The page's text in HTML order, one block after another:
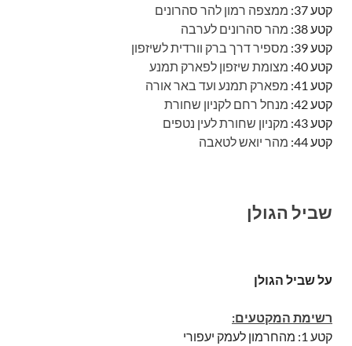
קטע 37:
ממצפה רמון להר סהרונים
קטע 38:
מהר סהרונים לערבה
קטע 39:
מספיר דרך ברק וורדית לשיזפון
קטע 40:
מצומת שיזפון לפארק תמנע
קטע 41:
מפארק תמנע ועד באר אורה
קטע 42:
מנחל רחם לקניון שחורת
קטע 43:
מקניון שחורת לעין נטפים
קטע 44:
מהר יואש לטאבה
שביל הגולן
על שביל הגולן
רשימת המקטעים:
קטע 1: מהחרמון לעמק יעפורי